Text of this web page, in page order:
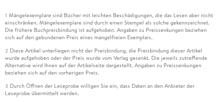
1 Mängelexemplare sind Bücher mit leichten Beschädigungen, die das Lesen aber nicht
einschränken. Mängelexemplare sind durch einen Stempel als solche gekennzeichnet.
Die frühere Buchpreisbindung ist aufgehoben. Angaben zu Preissenkungen beziehen
sich auf den gebundenen Preis eines mangelfreien Exemplars.
2 Diese Artikel unterliegen nicht der Preisbindung, die Preisbindung dieser Artikel
wurde aufgehoben oder der Preis wurde vom Verlag gesenkt. Die jeweils zutreffende
Alternative wird Ihnen auf der Artikelseite dargestellt. Angaben zu Preissenkungen
beziehen sich auf den vorherigen Preis.
3 Durch Öffnen der Leseprobe willigen Sie ein, dass Daten an den Anbieter der
Leseprobe übermittelt werden.